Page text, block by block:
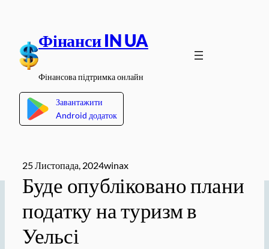
вмісту
Фінанси IN UA
Фінансова підтримка онлайн
Завантажити
Android додаток
25 Листопада, 2024winax
Буде опубліковано плани
податку на туризм в
Уельсі